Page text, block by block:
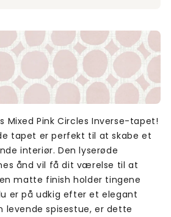
Mixed Pink Circles Inverse-tapet!
tapet er perfekt til at skabe et
interiør. Den lyserøde
ånd vil få dit værelse til at
matte finish holder tingene
er på udkig efter et elegant
levende spisestue, er dette